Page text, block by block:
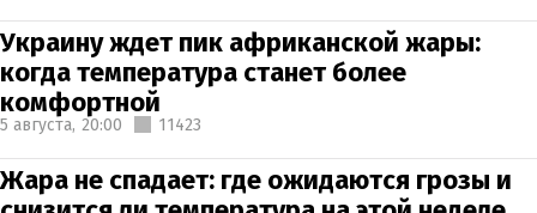
Украину ждет пик африканской жары:
когда температура станет более
комфортной
5 августа, 20:00 11423
Жара не спадает: где ожидаются грозы и